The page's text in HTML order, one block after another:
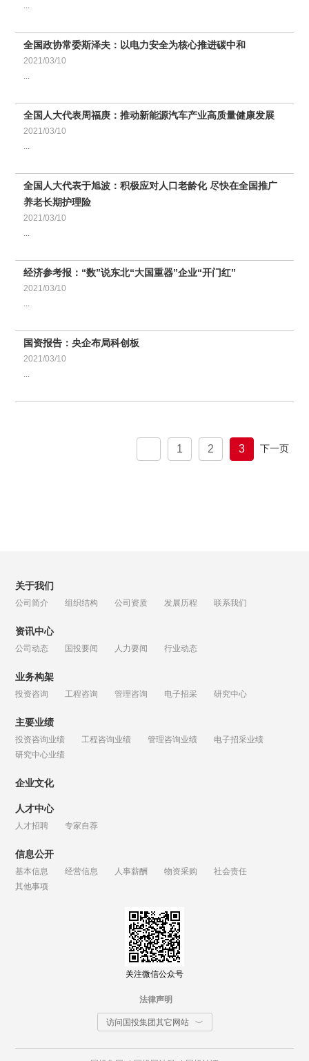
...
全国政协常委斯泽夫：以电力安全为核心推进碳中和
2021/03/10
...
全国人大代表周福庚：推动新能源汽车产业高质量健康发展
2021/03/10
...
全国人大代表于旭波：积极应对人口老龄化 尽快在全国推广
养老长期护理险
2021/03/10
...
经济参考报：“数”说东北“大国重器”企业“开门红”
2021/03/10
...
国资报告：央企布局科创板
2021/03/10
...
上一
1 2 3 下一页
关于我们
公司简介 组织结构 公司资质 发展历程 联系我们
资讯中心
公司动态 国投要闻 人力要闻 行业动态
业务构架
投资咨询 工程咨询 管理咨询 电子招采 研究中心
主要业绩
投资咨询业绩 工程咨询业绩 管理咨询业绩
电子招采业绩
研究中心业绩
企业文化
人才中心
人才招聘 专家自荐
信息公开
基本信息 经营信息 人事薪酬 物资采购
社会责任
其他事项
关注微信公众号
法律声明
访问国投集团其它网站